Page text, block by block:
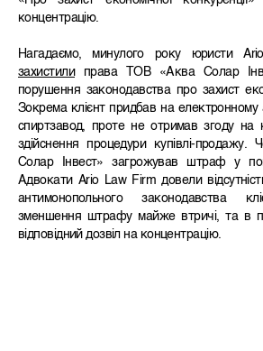
концентрацію.
Нагадаємо, минулого року юристи
захистилиправа ТОВ «Аква Солар
порушення законодавства про захист
Зокрема клієнт придбав на електронному
спиртзавод, проте не отримав згоду на
здійснення процедури купівлі-
Солар Інвест» загрожував штраф у
Адвокати Ario Law Firm довели
антимонопольного законодавства
зменшення штрафу майже втричі, та в
відповідний дозвіл на концентрацію.